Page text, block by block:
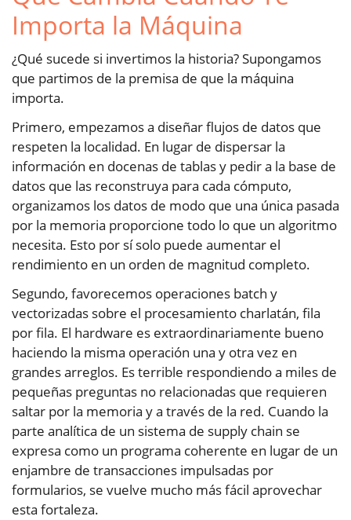
Importa la Máquina
¿Qué sucede si invertimos la historia? Supongamos
que partimos de la premisa de que la máquina
importa.
Primero, empezamos a diseñar flujos de datos que
respeten la localidad. En lugar de dispersar la
información en docenas de tablas y pedir a la base de
datos que las reconstruya para cada cómputo,
organizamos los datos de modo que una única pasada
por la memoria proporcione todo lo que un algoritmo
necesita. Esto por sí solo puede aumentar el
rendimiento en un orden de magnitud completo.
Segundo, favorecemos operaciones batch y
vectorizadas sobre el procesamiento charlatán, fila
por fila. El hardware es extraordinariamente bueno
haciendo la misma operación una y otra vez en
grandes arreglos. Es terrible respondiendo a miles de
pequeñas preguntas no relacionadas que requieren
saltar por la memoria y a través de la red. Cuando la
parte analítica de un sistema de supply chain se
expresa como un programa coherente en lugar de un
enjambre de transacciones impulsadas por
formularios, se vuelve mucho más fácil aprovechar
esta fortaleza.